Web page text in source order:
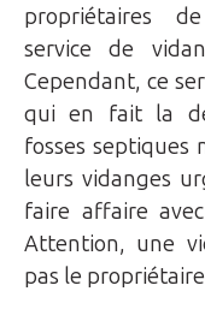
propriétaires
service de
Cependant, ce
qui en fait la
fosses septiques
leurs vidanges
faire affaire
Attention, une
pas le